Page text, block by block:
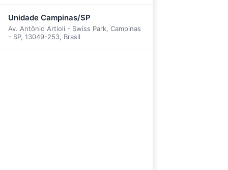
Unidade Campinas/SP
Av. Antônio Artioli - Swiss Park, Campinas
- SP, 13049-253, Brasil